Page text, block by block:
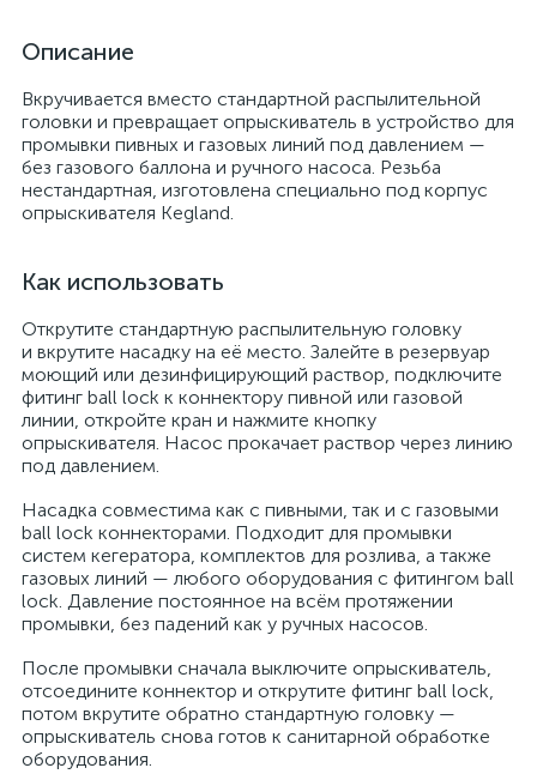
Описание
Вкручивается вместо стандартной распылительной
головки и превращает опрыскиватель в устройство для
промывки пивных и газовых линий под давлением —
без газового баллона и ручного насоса. Резьба
нестандартная, изготовлена специально под корпус
опрыскивателя Kegland.
Как использовать
Открутите стандартную распылительную головку
и вкрутите насадку на её место. Залейте в резервуар
моющий или дезинфицирующий раствор, подключите
фитинг ball lock к коннектору пивной или газовой
линии, откройте кран и нажмите кнопку
опрыскивателя. Насос прокачает раствор через линию
под давлением.
Насадка совместима как с пивными, так и с газовыми
ball lock коннекторами. Подходит для промывки
систем кегератора, комплектов для розлива, а также
газовых линий — любого оборудования с фитингом ball
lock. Давление постоянное на всём протяжении
промывки, без падений как у ручных насосов.
После промывки сначала выключите опрыскиватель,
отсоедините коннектор и открутите фитинг ball lock,
потом вкрутите обратно стандартную головку —
опрыскиватель снова готов к санитарной обработке
оборудования.